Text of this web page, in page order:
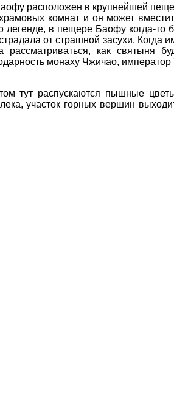
расположен в крупнейшей
комнат и он может
в пещере Баофу когда-
от страшной засухи.
как святыня
монаху Чжичао,
тут распускаются пышные
участок горных вершин